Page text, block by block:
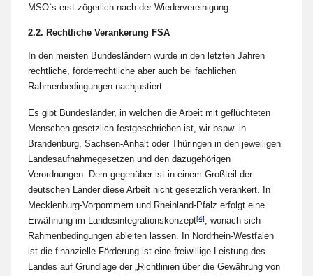
MSO`s erst zögerlich nach der Wiedervereinigung.
2.2. Rechtliche Verankerung FSA
In den meisten Bundesländern wurde in den letzten Jahren
rechtliche, förderrechtliche aber auch bei fachlichen
Rahmenbedingungen nachjustiert.
Es gibt Bundesländer, in welchen die Arbeit mit geflüchteten
Menschen gesetzlich festgeschrieben ist, wir bspw. in
Brandenburg, Sachsen-Anhalt oder Thüringen in den jeweiligen
Landesaufnahmegesetzen und den dazugehörigen
Verordnungen. Dem gegenüber ist in einem Großteil der
deutschen Länder diese Arbeit nicht gesetzlich verankert. In
Mecklenburg-Vorpommern und Rheinland-Pfalz erfolgt eine
Erwähnung im Landesintegrationskonzept[4], wonach sich
Rahmenbedingungen ableiten lassen. In Nordrhein-Westfalen
ist die finanzielle Förderung ist eine freiwillige Leistung des
Landes auf Grundlage der „Richtlinien über die Gewährung von